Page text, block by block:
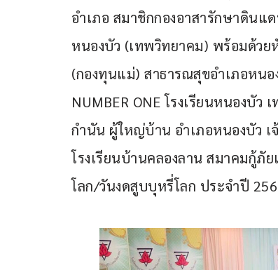
อำเภอ สมาชิกกองอาสารักษาดินแ
หนองบัว (เทพวิทยาคม) พร้อมด้ว
(กองทุนแม่) สาธารณสุขอำเภอหน
NUMBER ONE โรงเรียนหนองบั
กำนัน ผู้ใหญ่บ้าน อำเภอหนองบัว เ
โรงเรียนบ้านคลองลาน สมาคมกู้
โลก/วันงดสูบบุหรี่โลก ประจำปี